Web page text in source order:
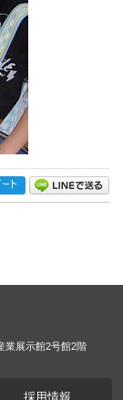
業展示館2号館2階
採用情報